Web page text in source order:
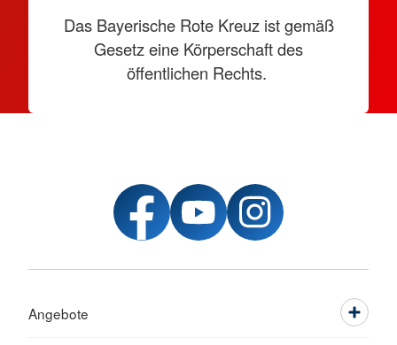
Das Bayerische Rote Kreuz ist gemäß
Gesetz eine Körperschaft des
öffentlichen Rechts.
Angebote